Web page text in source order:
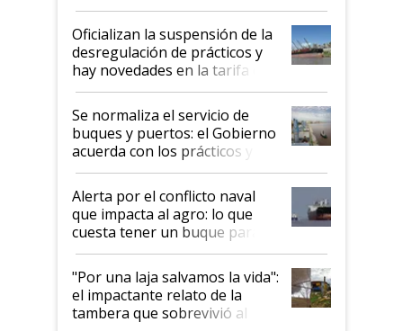
Oficializan la suspensión de la
desregulación de prácticos y
hay novedades en la tarifa de
la hidrovía
Se normaliza el servicio de
buques y puertos: el Gobierno
acuerda con los prácticos y
suspende el decreto de
desregulación
Alerta por el conflicto naval
que impacta al agro: lo que
cuesta tener un buque parado
y el peligro de que Argentina
pase a ser "país sucio"
"Por una laja salvamos la vida":
el impactante relato de la
tambera que sobrevivió al